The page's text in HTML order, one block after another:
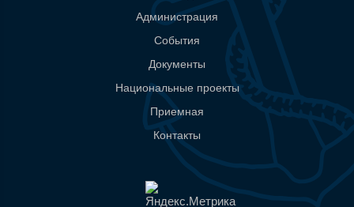
Администрация
События
Документы
Национальные проекты
Приемная
Контакты